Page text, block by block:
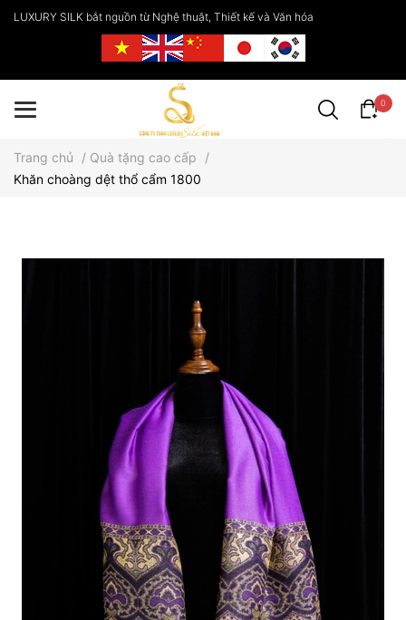
LUXURY SILK bắt nguồn từ Nghệ thuật, Thiết kế và Văn hóa
0
Trang chủ / Quà tặng cao cấp
/
Khăn choàng dệt thổ cẩm 1800